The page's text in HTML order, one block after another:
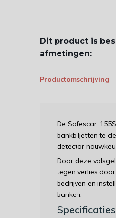
Dit product is
afmetingen:
Productomschrijving
De Safescan
bankbiljetten te
detector
Door deze
tegen verlies
bedrijven en
banken.
Specificaties